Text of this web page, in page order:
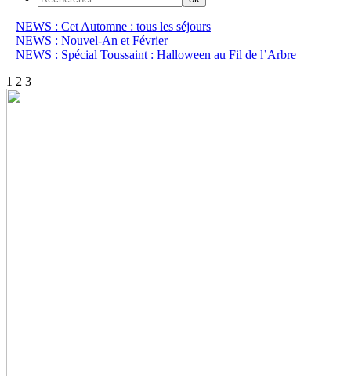
NEWS : Cet Automne : tous les séjours
NEWS : Nouvel-An et Février
NEWS : Spécial Toussaint : Halloween au Fil de l’Arbre
1 2 3